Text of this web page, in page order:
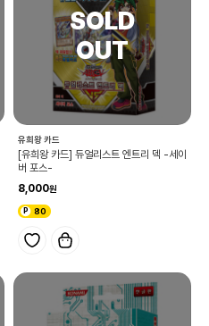
유희왕 카드
[유희왕 카드] 듀얼리스트 엔트리 덱 -세이
버 포스-
8,000
80